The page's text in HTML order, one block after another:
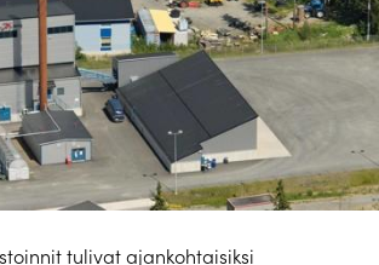
tulivat ajankohtaisiksi